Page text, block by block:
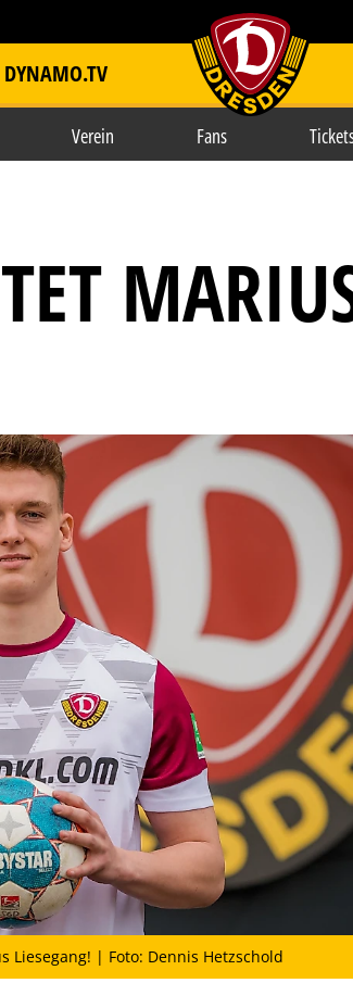
DYNAMO.TV item.title
Verein Fans
| Foto: Dennis Hetzschold